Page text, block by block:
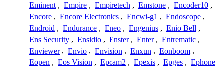
Eminent , Empire , Empiretech , Emstone , Encoder10 ,
Encore , Encore Electronics , Encwi-g1 , Endoscope ,
Endroid , Endurance , Eneo , Engenius , Enio Bell ,
Ens Security , Ensidio , Enster , Enter , Entrematic ,
Enviewer , Envio , Envision , Enxun , Eonboom ,
Eopen , Eos Vision , Epcam2 , Epexis , Epges , Ephone